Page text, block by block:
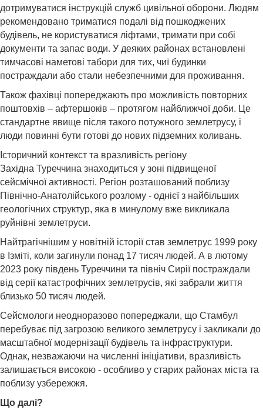
дотримуватися інструкцій служб цивільної оборони. Людям
рекомендовано триматися подалі від пошкоджених
будівель, не користуватися ліфтами, тримати при собі
документи та запас води. У деяких районах встановлені
тимчасові наметові табори для тих, чиї будинки
постраждали або стали небезпечними для проживання.
Також фахівці попереджають про можливість повторних
поштовхів – афтершоків – протягом найближчої доби. Це
стандартне явище після такого потужного землетрусу, і
люди повинні бути готові до нових підземних коливань.
Історичний контекст та вразливість регіону
Західна Туреччина знаходиться у зоні підвищеної
сейсмічної активності. Регіон розташований поблизу
Північно-Анатолійського розлому - однієї з найбільших
геологічних структур, яка в минулому вже викликала
руйнівні землетруси.
Найтрагічнішим у новітній історії став землетрус 1999 року
в Ізміті, коли загинули понад 17 тисяч людей. А в лютому
2023 року південь Туреччини та північ Сирії постраждали
від серії катастрофічних землетрусів, які забрали життя
близько 50 тисяч людей.
Сейсмологи неодноразово попереджали, що Стамбул
перебуває під загрозою великого землетрусу і закликали до
масштабної модернізації будівель та інфраструктури.
Однак, незважаючи на численні ініціативи, вразливість
залишається високою - особливо у старих районах міста та
поблизу узбережжя.
Що далі?